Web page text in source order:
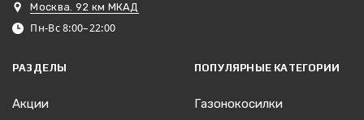
Москва. 92 км МКАД
Пн-Вс 8:00–22:00
РАЗДЕЛЫ
Акции
ПОПУЛЯРНЫЕ КАТЕГОРИИ
Газонокосилки